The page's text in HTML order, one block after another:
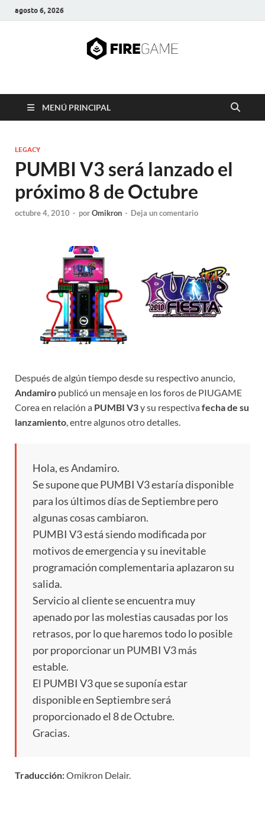
agosto 6, 2026
FIRE GAME
MENÚ PRINCIPAL
LEGACY
PUMBI V3 será lanzado el
próximo 8 de Octubre
octubre 4, 2010 - porOmikron - Deja un comentario
Después de algún tiempo desde su respectivo anuncio,
Andamiro publicó un mensaje en los foros de PIUGAME
Corea en relación a PUMBI V3y su respectivafecha de su
lanzamiento , entre algunos otro detalles.
Hola, es Andamiro.
Se supone que PUMBI V3 estaría disponible
para los últimos días de Septiembre pero
algunas cosas cambiaron.
PUMBI V3 está siendo modificada por
motivos de emergencia y su inevitable
programación complementaria aplazaron su
salida.
Servicio al cliente se encuentra muy
apenado por las molestias causadas por los
retrasos, por lo que haremos todo lo posible
por proporcionar un PUMBI V3 más
estable.
El PUMBI V3 que se suponía estar
disponible en Septiembre será
proporcionado el 8 de Octubre.
Gracias.
Traducción:Omikron Delair.